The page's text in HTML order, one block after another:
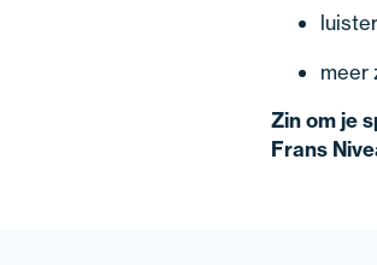
meer
Zin om je
Frans